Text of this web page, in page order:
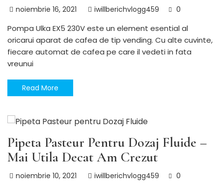
noiembrie 16, 2021 iwillberichvlogg459 0
Pompa Ulka EX5 230V este un element esential al
oricarui aparat de cafea de tip vending. Cu alte cuvinte,
fiecare automat de cafea pe care il vedeti in fata
vreunui
Read More
Pipeta Pasteur Pentru Dozaj Fluide –
Mai Utila Decat Am Crezut
noiembrie 10, 2021 iwillberichvlogg459 0